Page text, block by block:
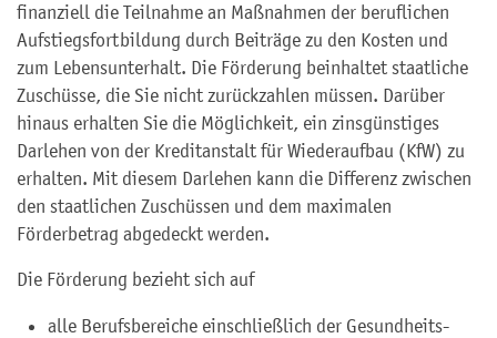
finanziell die Teilnahme an Maßnahmen der beruflichen
Aufstiegsfortbildung durch Beiträge zu den Kosten und
zum Lebensunterhalt. Die Förderung beinhaltet staatliche
Zuschüsse, die Sie nicht zurückzahlen müssen. Darüber
hinaus erhalten Sie die Möglichkeit, ein zinsgünstiges
Darlehen von der Kreditanstalt für Wiederaufbau (KfW) zu
erhalten. Mit diesem Darlehen kann die Differenz zwischen
den staatlichen Zuschüssen und dem maximalen
Förderbetrag abgedeckt werden.
Die Förderung bezieht sich auf
alle Berufsbereiche einschließlich der Gesundheits-